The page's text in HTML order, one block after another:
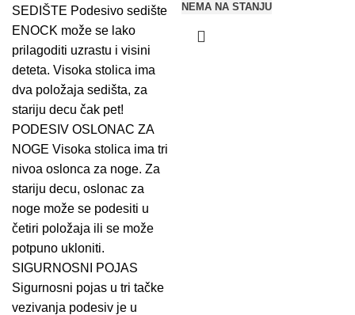
SEDIŠTE Podesivo sedište
ENOCK može se lako
prilagoditi uzrastu i visini
deteta. Visoka stolica ima
dva položaja sedišta, za
stariju decu čak pet!
PODESIV OSLONAC ZA
NOGE Visoka stolica ima tri
nivoa oslonca za noge. Za
stariju decu, oslonac za
noge može se podesiti u
četiri položaja ili se može
potpuno ukloniti.
SIGURNOSNI POJAS
Sigurnosni pojas u tri tačke
vezivanja podesiv je u
NEMA NA STANJU